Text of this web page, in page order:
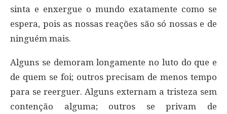
sinta e enxergue o mundo exatamente como se
espera, pois as nossas reações são só nossas e de
ninguém mais.
Alguns se demoram longamente no luto do que e
de quem se foi; outros precisam de menos tempo
para se reerguer. Alguns externam a tristeza sem
contenção alguma; outros se privam de